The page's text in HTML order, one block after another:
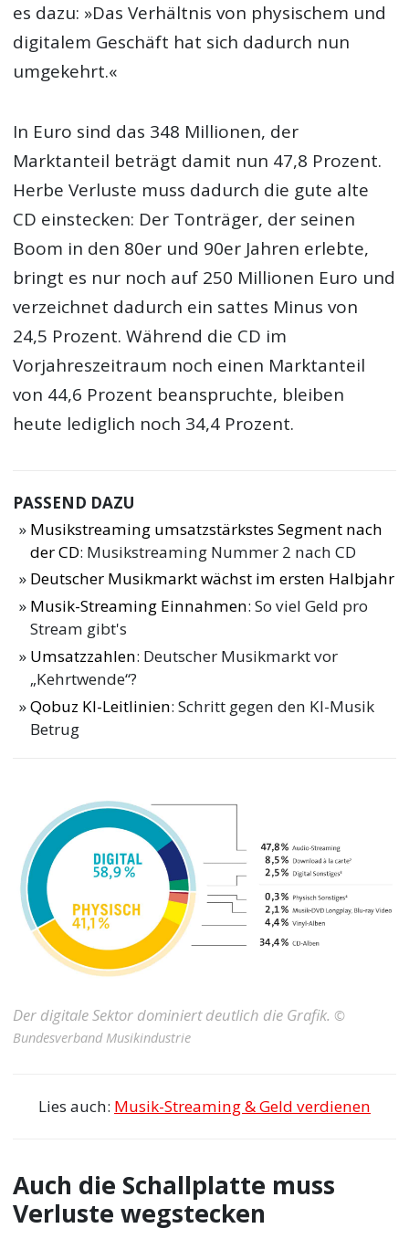
es dazu: »Das Verhältnis von physischem und
digitalem Geschäft hat sich dadurch nun
umgekehrt.«
In Euro sind das 348 Millionen, der
Marktanteil beträgt damit nun 47,8 Prozent.
Herbe Verluste muss dadurch die gute alte
CD einstecken: Der Tonträger, der seinen
Boom in den 80er und 90er Jahren erlebte,
bringt es nur noch auf 250 Millionen Euro und
verzeichnet dadurch ein sattes Minus von
24,5 Prozent. Während die CD im
Vorjahreszeitraum noch einen Marktanteil
von 44,6 Prozent beanspruchte, bleiben
heute lediglich noch 34,4 Prozent.
PASSEND DAZU
Musikstreaming umsatzstärkstes Segment nach
der CD: Musikstreaming Nummer 2 nach CD
Deutscher Musikmarkt wächst im ersten Halbjahr
Musik-Streaming Einnahmen: So viel Geld pro
Stream gibt's
Umsatzzahlen: Deutscher Musikmarkt vor
„Kehrtwende“?
Qobuz KI-Leitlinien: Schritt gegen den KI-Musik
Betrug
Der digitale Sektor dominiert deutlich die Grafik. ©
Bundesverband Musikindustrie
Lies auch: Musik-Streaming & Geld verdienen
Auch die Schallplatte muss
Verluste wegstecken